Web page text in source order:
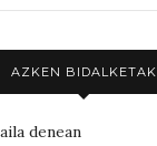
AZKEN BIDALKETAK
denean